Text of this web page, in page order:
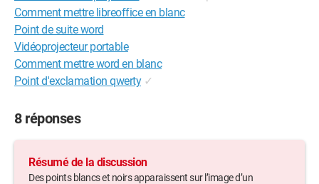
Comment mettre libreoffice en blanc
Point de suite word
Vidéoprojecteur portable
Comment mettre word en blanc
Point d'exclamation qwerty ✓
8 réponses
Résumé de la discussion
Des points blancs et noirs apparaissent sur l’image d’un